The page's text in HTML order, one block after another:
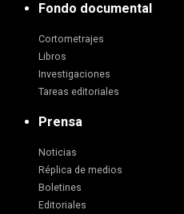
Fondo documental
Cortometrajes
Libros
Investigaciones
Tareas editoriales
Prensa
Noticias
Réplica de medios
Boletines
Editoriales